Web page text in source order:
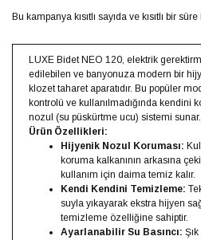
Bu kampanya kısıtlı sayıda ve kısıtlı bir
LUXE Bidet NEO 120, elektrik
edilebilen ve banyonuza modern bir
klozet taharet aparatıdır. Bu popüler
kontrolü ve kullanılmadığında kendini
nozul (su püskürtme ucu) sistemi sunar.
Ürün Özellikleri:
Hijyenik Nozul Koruması:
koruma kalkanının arkasına
kullanım için daima temiz kalır.
Kendi Kendini Temizleme:
suyla yıkayarak ekstra hijyen
temizleme özelliğine sahiptir.
Ayarlanabilir Su Basıncı: